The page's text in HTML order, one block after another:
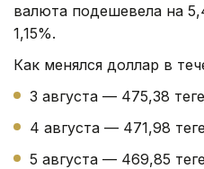
валюта подешевела на
1,15%.
Как менялся доллар в
3 августа — 475,38
4 августа — 471,98
5 августа — 469,85